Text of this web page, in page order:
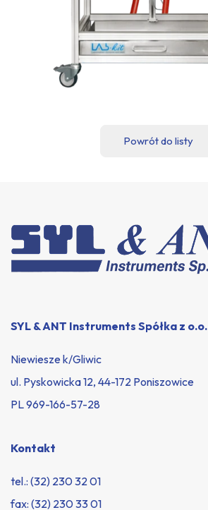
Powrót do listy
SYL & ANT Instruments Spółka z o.o.
Niewiesze k/Gliwic
ul. Pyskowicka 12, 44-172 Poniszowice
PL 969-166-57-28
Kontakt
tel.: (32) 230 32 01
fax: (32) 230 33 01